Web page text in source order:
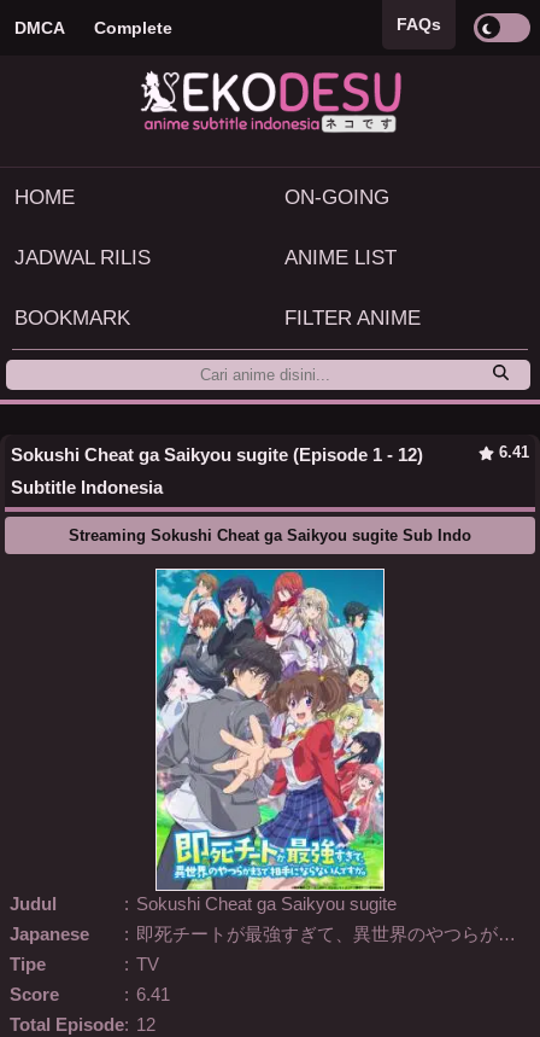
DMCA Complete FAQs
HOME ON-GOING
JADWAL RILIS ANIME LIST
BOOKMARK FILTER ANIME
Sokushi Cheat ga Saikyou sugite (Episode 1 - 12)
Subtitle Indonesia
6.41
Streaming Sokushi Cheat ga Saikyou sugite Sub Indo
Judul : Sokushi Cheat ga Saikyou sugite
Japanese
:
即死チートが最強すぎて、異世界のやつらがまるで相手にならないんですが。
Tipe
: TV
Score
: 6.41
Total Episode: 12